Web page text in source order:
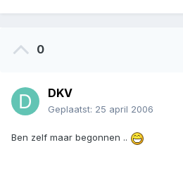
0
DKV
Geplaatst: 25 april 2006
Ben zelf maar begonnen ..